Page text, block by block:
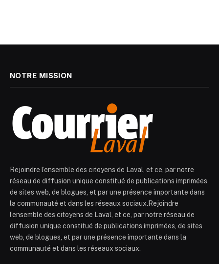
NOTRE MISSION
Rejoindre l’ensemble des citoyens de Laval, et ce, par notre
réseau de diffusion unique constitué de publications imprimées,
de sites web, de blogues, et par une présence importante dans
la communauté et dans les réseaux sociaux.Rejoindre
l’ensemble des citoyens de Laval, et ce, par notre réseau de
diffusion unique constitué de publications imprimées, de sites
web, de blogues, et par une présence importante dans la
communauté et dans les réseaux sociaux.